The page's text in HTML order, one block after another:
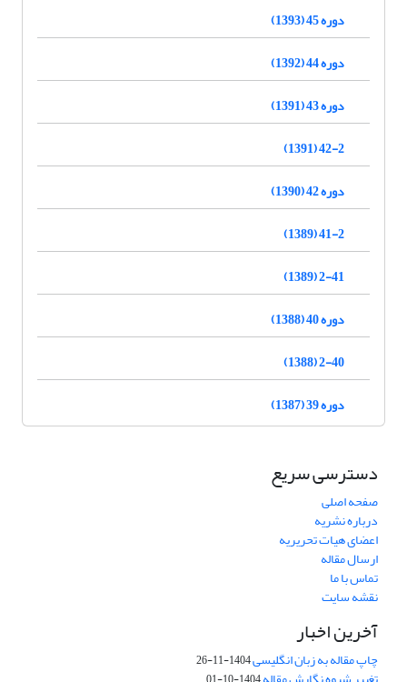
دوره 45 (1393)
دوره 44 (1392)
دوره 43 (1391)
42-2 (1391)
دوره 42 (1390)
41-2 (1389)
2-41 (1389)
دوره 40 (1388)
2-40 (1388)
دوره 39 (1387)
دسترسی سریع
صفحه اصلی
درباره نشریه
اعضای هیات تحریریه
ارسال مقاله
تماس با ما
نقشه سایت
آخرین اخبار
چاپ مقاله به زبان انگلیسی1404-11-26